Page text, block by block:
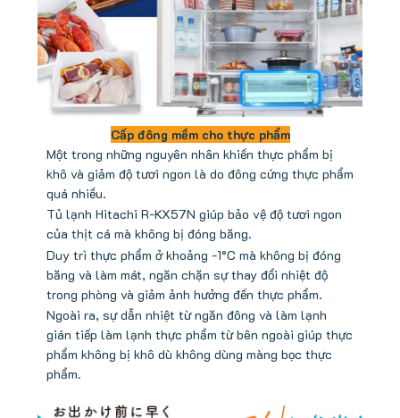
Cấp đông mềm cho thực phẩm
Một trong những nguyên nhân khiến thực phẩm bị
khô và giảm độ tươi ngon là do đông cứng thực phẩm
quá nhiều.
Tủ lạnh Hitachi R-KX57N giúp bảo vệ độ tươi ngon
của thịt cá mà không bị đóng băng.
Duy trì thực phẩm ở khoảng -1°C mà không bị đóng
băng và làm mát, ngăn chặn sự thay đổi nhiệt độ
trong phòng và giảm ảnh hưởng đến thực phẩm.
Ngoài ra, sự dẫn nhiệt từ ngăn đông và làm lạnh
gián tiếp làm lạnh thực phẩm từ bên ngoài giúp thực
phẩm không bị khô dù không dùng màng bọc thực
phẩm.